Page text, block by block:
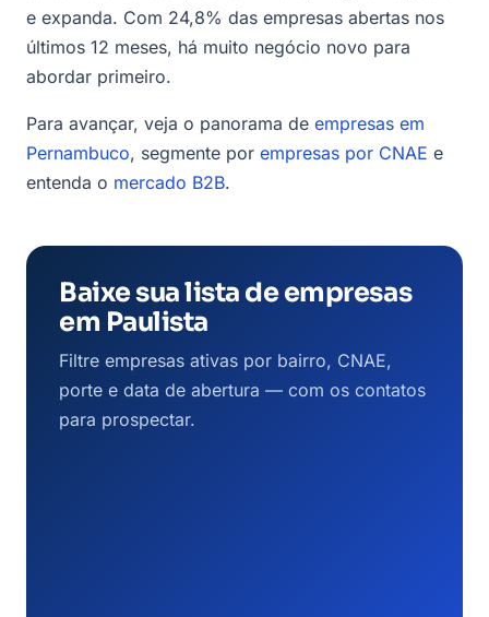
e expanda. Com 24,8% das empresas abertas nos
últimos 12 meses, há muito negócio novo para
abordar primeiro.
Para avançar, veja o panorama de empresas em
Pernambuco, segmente por empresas por CNAE e
entenda o mercado B2B.
Baixe sua lista de empresas
em Paulista
Filtre empresas ativas por bairro, CNAE,
porte e data de abertura — com os contatos
para prospectar.